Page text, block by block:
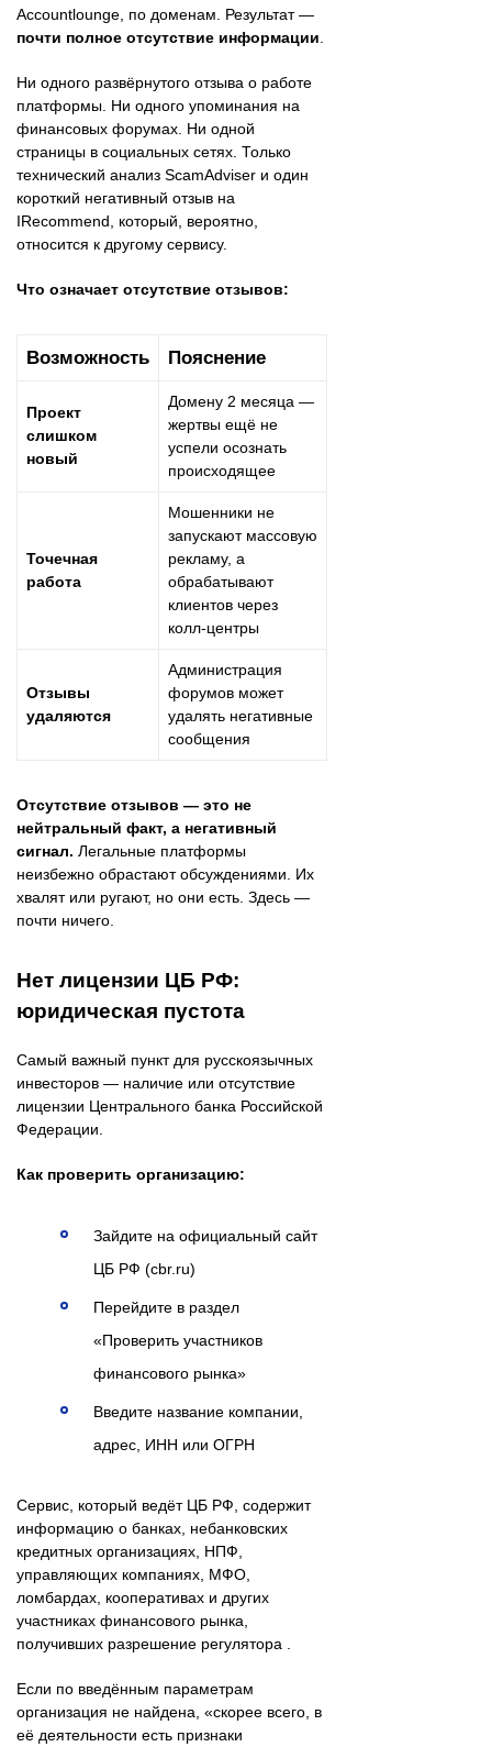
Accountlounge, по доменам. Результат —
почти полное отсутствие информации
Ни одного развёрнутого отзыва о работе
платформы. Ни одного упоминания на
финансовых форумах. Ни одной
страницы в социальных сетях. Только
технический анализ ScamAdviser и один
короткий негативный отзыв на
IRecommend, который, вероятно,
относится к другому сервису.
Что означает отсутствие отзывов:
Возможность Пояснение
Проект
слишком
новый
Домену 2 месяца —
жертвы ещё не
успели осознать
происходящее
Точечная
работа
Мошенники не
запускают массовую
рекламу, а
обрабатывают
клиентов через
колл-центры
Отзывы
удаляются
Администрация
форумов может
удалять негативные
сообщения
Отсутствие отзывов — это не
нейтральный факт, а негативный
сигнал. Легальные платформы
неизбежно обрастают обсуждениями. Их
хвалят или ругают, но они есть. Здесь —
почти ничего.
Нет лицензии ЦБ РФ:
юридическая пустота
Самый важный пункт для русскоязычных
инвесторов — наличие или отсутствие
лицензии Центрального банка Российской
Федерации.
Как проверить организацию:
Зайдите на официальный сайт
ЦБ РФ (cbr.ru)
Перейдите в раздел
«Проверить участников
финансового рынка»
Введите название компании,
адрес, ИНН или ОГРН
Сервис, который ведёт ЦБ РФ, содержит
информацию о банках, небанковских
кредитных организациях, НПФ,
управляющих компаниях, МФО,
ломбардах, кооперативах и других
участниках финансового рынка,
получивших разрешение регулятора .
Если по введённым параметрам
организация не найдена, «скорее всего, в
её деятельности есть признаки